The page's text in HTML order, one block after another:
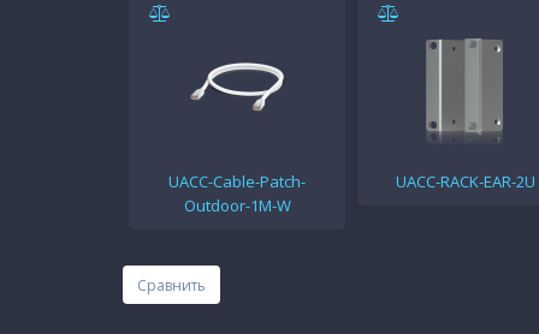
UACC-Cable-Patch-
Outdoor-1M-W
UACC-RACK-EAR-2U
Сравнить